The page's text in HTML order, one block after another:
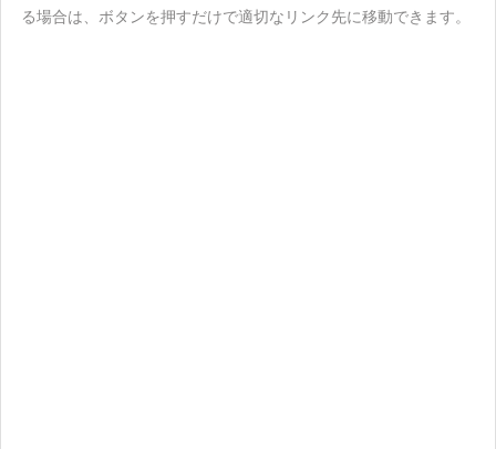
る場合は、ボタンを押すだけで適切なリンク先に移動できます。